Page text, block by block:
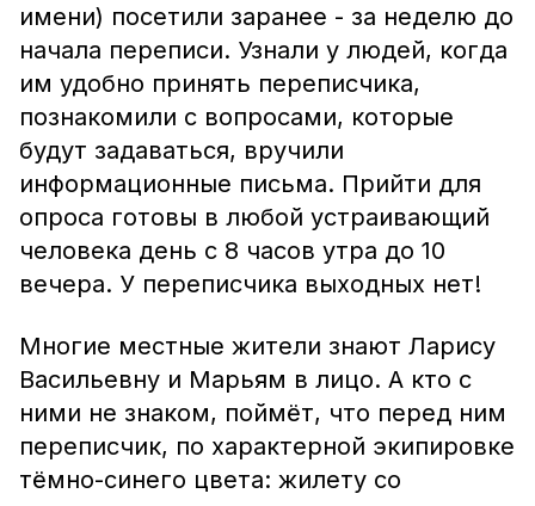
имени) посетили заранее - за неделю до
начала переписи. Узнали у людей, когда
им удобно принять переписчика,
познакомили с вопросами, которые
будут задаваться, вручили
информационные письма. Прийти для
опроса готовы в любой устраивающий
человека день с 8 часов утра до 10
вечера. У переписчика выходных нет!
Многие местные жители знают Ларису
Васильевну и Марьям в лицо. А кто с
ними не знаком, поймёт, что перед ним
переписчик, по характерной экипировке
тёмно-синего цвета: жилету со